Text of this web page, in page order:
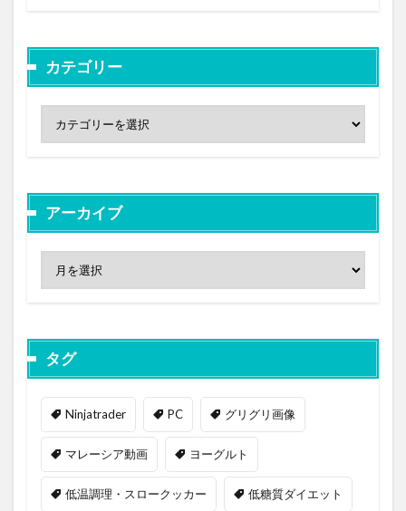
カテゴリー
アーカイブ
タグ
Ninjatrader PC グリグリ画像
マレーシア動画 ヨーグルト
低温調理・スロークッカー 低糖質ダイエット